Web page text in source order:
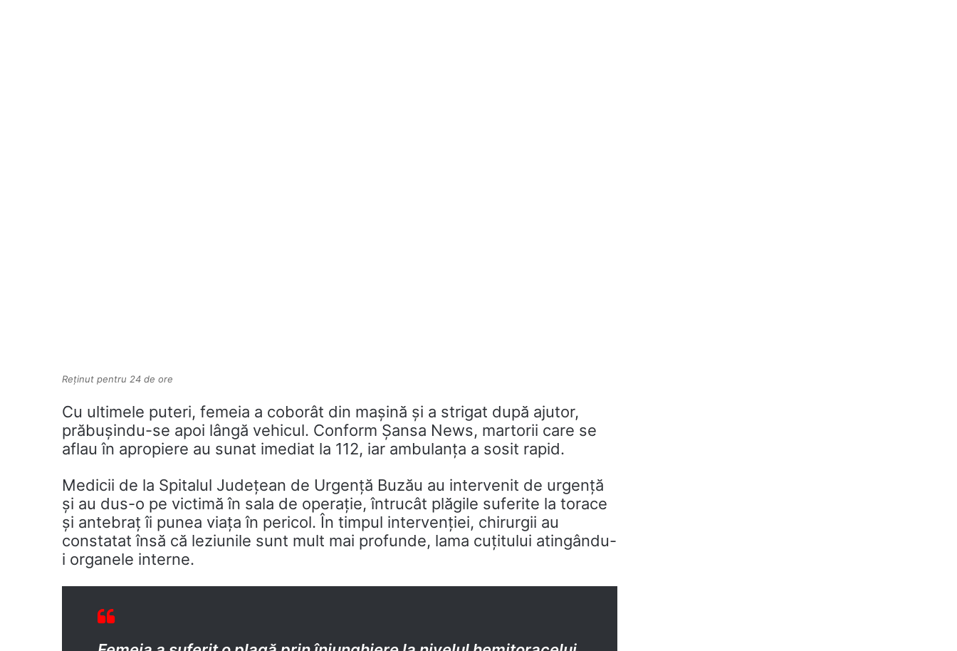
Reținut pentru 24 de ore
Cu ultimele puteri, femeia a coborât din mașină și a strigat după ajutor,
prăbușindu-se apoi lângă vehicul. Conform Șansa News, martorii care se
aflau în apropiere au sunat imediat la 112, iar ambulanța a sosit rapid.
Medicii de la Spitalul Județean de Urgență Buzău au intervenit de urgență
și au dus-o pe victimă în sala de operație, întrucât plăgile suferite la torace
și antebraț îi punea viața în pericol. În timpul intervenției, chirurgii au
constatat însă că leziunile sunt mult mai profunde, lama cuțitului atingându-
i organele interne.